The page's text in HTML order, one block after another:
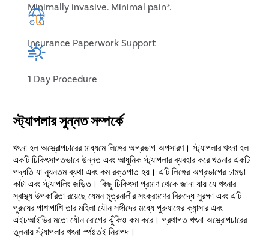
Minimally invasive. Minimal pain*.
Insurance Paperwork Support
1 Day Procedure
স্ট্যাপলার সুন্নত সম্পর্কে
খৎনা হল অস্ত্রোপচারের মাধ্যমে লিঙ্গের অগ্রভাগ অপসারণ। স্ট্যাপলার খৎনা হল
একটি চিকিৎসাগতভাবে উন্নত এবং আধুনিক স্ট্যাপলার ব্যবহার করে খতনার একটি
পদ্ধতি যা ন্যূনতম ব্যথা এবং কম রক্তপাত হয়। এটি লিঙ্গের অগ্রভাগের চামড়া
কাটা এবং স্ট্যাপলিং জড়িত। কিছু চিকিৎসা প্রমাণ থেকে জানা যায় যে খৎনার
স্বাস্থ্য উপকারিতা রয়েছে যেমন মূত্রনালীর সংক্রমণের বিরুদ্ধে সুরক্ষা এবং এটি
পুরুষের পাশাপাশি তার মহিলা যৌন সঙ্গীদের মধ্যে পুরুষাঙ্গের ক্যান্সার এবং
এইচআইভির মতো যৌন রোগের ঝুঁকিও কম করে। প্রথাগত খৎনা অস্ত্রোপচারের
তুলনায় স্ট্যাপলার খৎনা স্পষ্টতই নিরাপদ।